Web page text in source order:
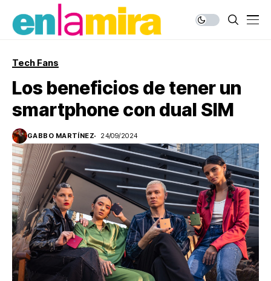
Tech Fans
Los beneficios de tener un
smartphone con dual SIM
GABBO MARTÍNEZ 24/09/2024